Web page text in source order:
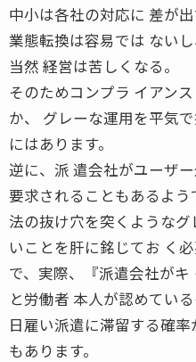
中小は各社の対応に 差が出
業態転換は容易では ない
当然 経営は苦しくなる。
そのためコンプラ イアン
か、 グレーな運用を平気
にはあります。
逆に、派 遣会社がユーザ
要求されることもあるよう
法の抜け穴を突くような
いことを肝に銘じてお く
で、実際、『派遣会社がキ
と労働者 本人が認めてい
日雇い派遣に滞留する確
もあります。